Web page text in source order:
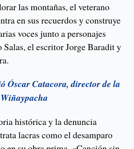
las montañas, el veterano
en sus recuerdos y construye
voces junto a personajes
Salas, el escritor Jorge Baradit y
Óscar Catacora, director de la
histórica y la denuncia
lacras como el desamparo